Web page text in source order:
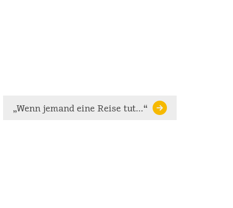
„Wenn jemand eine Reise tut…“